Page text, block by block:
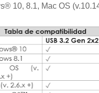
10, 8.1, Mac OS